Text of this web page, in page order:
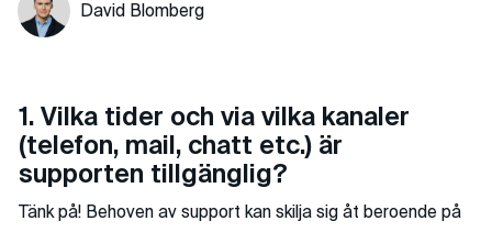
David Blomberg
1. Vilka tider och via vilka kanaler
(telefon, mail, chatt etc.) är
supporten tillgänglig?
Tänk på! Behoven av support kan skilja sig åt beroende på